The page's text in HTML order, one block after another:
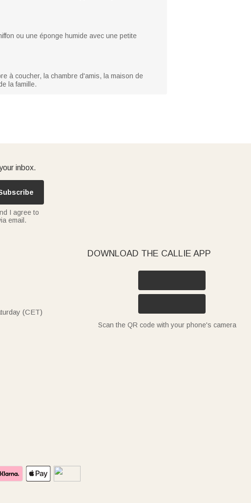
ou une éponge humide avec une petite
à coucher, la chambre d'amis, la maison de
la famille.
inbox.
I agree to
email.
(CET)
DOWNLOAD THE CALLIE APP
Scan the QR code with your phone's camera